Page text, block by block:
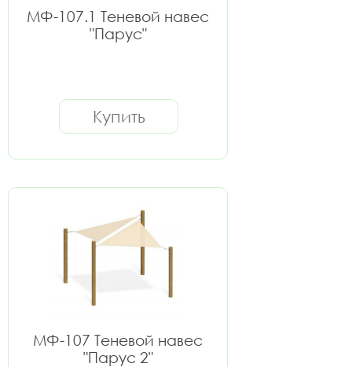
МФ-107.1 Теневой навес
"Парус"
Купить
МФ-107 Теневой навес
"Парус 2"